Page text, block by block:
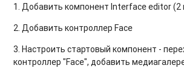
1. Добавить компонент Interface editor (2
2. Добавить контроллер Face
3. Настроить стартовый компонент -
контроллер "Face", добавить